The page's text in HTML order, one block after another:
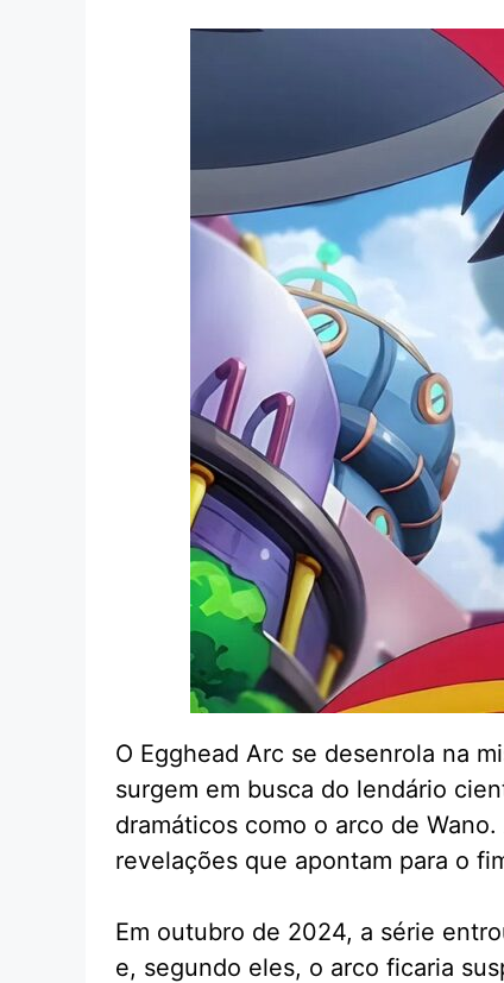
O Egghead Arc se desenrola na
surgem em busca do lendário
dramáticos como o arco de
revelações que apontam para o
Em outubro de 2024, a série
e, segundo eles, o arco ficaria